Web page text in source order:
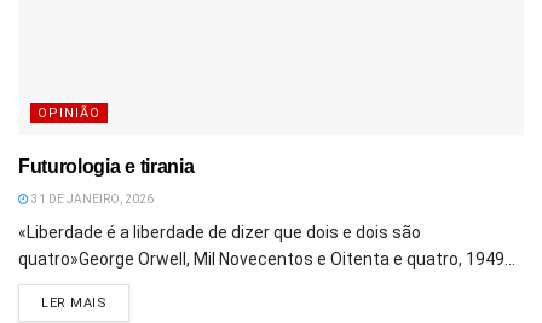
OPINIÃO
Futurologia e tirania
31 DE JANEIRO, 2026
«Liberdade é a liberdade de dizer que dois e dois são
quatro»George Orwell, Mil Novecentos e Oitenta e quatro, 1949...
LER MAIS